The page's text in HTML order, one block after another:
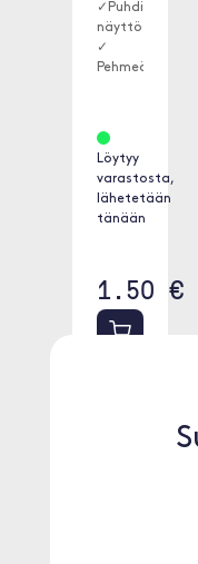
✓Puhdista
näyttösi
✓
Pehmeä
kestävä
Löytyy
varastosta,
lähetetään
tänään
1.50 €